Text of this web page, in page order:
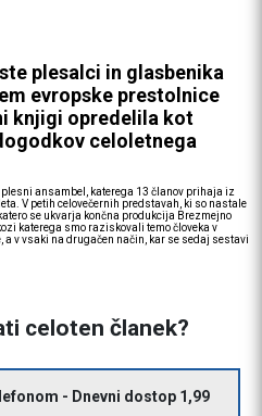
plesalci in glasbenika
evropske prestolnice
knjigi opredelila kot
celoletnega
ansambel, katerega 13 članov prihaja iz
V petih celovečernih predstavah, ki so nastale
se ukvarja končna produkcija Brezmejno
katerega smo raziskovali temo človeka v
a v vsaki na drugačen način, kar se sedaj sestavi
celoten članek?
- Dnevni dostop 1,99